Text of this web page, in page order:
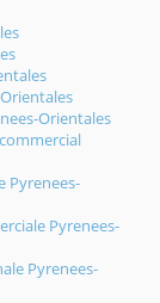
Orientales
Pyrenees-
Pyrenees-
Pyrenees-